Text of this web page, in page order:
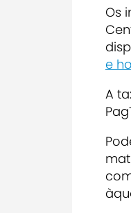
Os
e
A